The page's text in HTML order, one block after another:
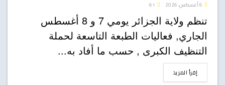
تنظم ولاية الجزائر يومي 7 و 8 أغسطس
الجاري, فعاليات الطبعة التاسعة لحملة
التنظيف الكبرى , حسب ما أفاد به...
إقرأ المزيدDETAILS